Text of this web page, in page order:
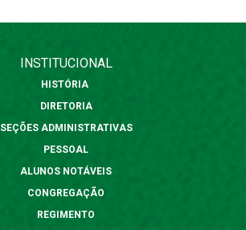
INSTITUCIONAL
HISTÓRIA
DIRETORIA
SEÇÕES ADMINISTRATIVAS
PESSOAL
ALUNOS NOTÁVEIS
CONGREGAÇÃO
REGIMENTO